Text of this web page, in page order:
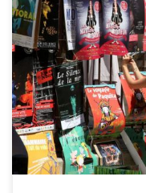
Cette année encore, le
de spectacles proposés!
vont participer au festival
1134 productions qui
Avignon. Il y aura donc […]